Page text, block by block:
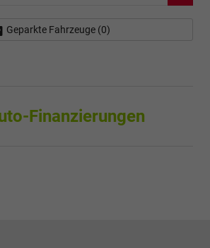
Geparkte Fahrzeuge (0)
Finanzierungen